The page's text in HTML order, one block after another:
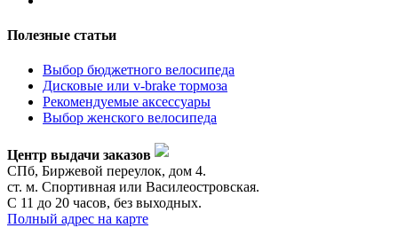
Полезные статьи
Выбор бюджетного велосипеда
Дисковые или v-brake тормоза
Рекомендуемые аксессуары
Выбор женского велосипеда
Центр выдачи заказов
СПб, Биржевой переулок, дом 4.
ст. м. Спортивная или Василеостровская.
С 11 до 20 часов, без выходных.
Полный адрес на карте